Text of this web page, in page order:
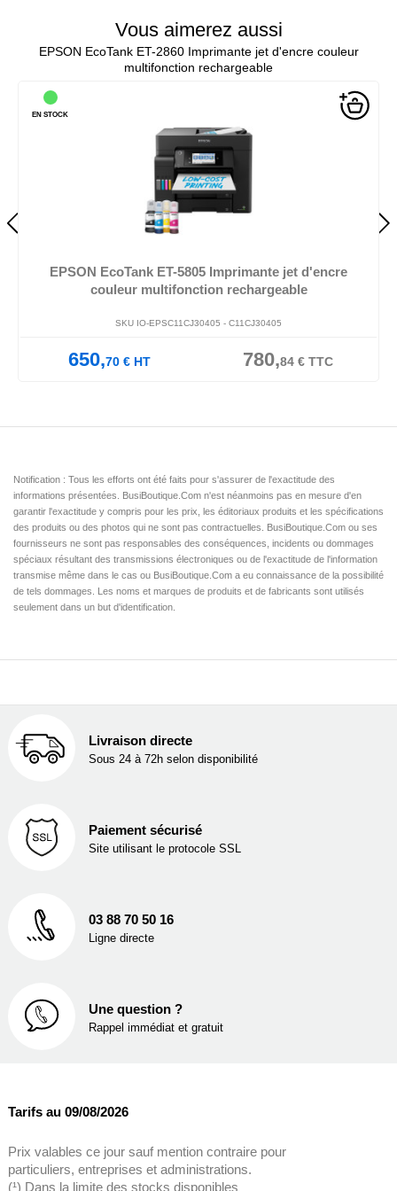
Vous aimerez aussi
EPSON EcoTank ET-2860 Imprimante jet d'encre couleur
multifonction rechargeable
EPSON EcoTank ET-5805 Imprimante jet d'encre
couleur multifonction rechargeable
SKU IO-EPSC11CJ30405 - C11CJ30405
650,70 € HT 780,84€TTC
EN STOCK
Notification : Tous les efforts ont été faits pour s'assurer de l'exactitude des
informations présentées. BusiBoutique.Com n'est néanmoins pas en mesure d'en
garantir l'exactitude y compris pour les prix, les éditoriaux produits et les spécifications
des produits ou des photos qui ne sont pas contractuelles. BusiBoutique.Com ou ses
fournisseurs ne sont pas responsables des conséquences, incidents ou dommages
spéciaux résultant des transmissions électroniques ou de l'exactitude de l'information
transmise même dans le cas ou BusiBoutique.Com a eu connaissance de la possibilité
de tels dommages. Les noms et marques de produits et de fabricants sont utilisés
seulement dans un but d'identification.
Livraison directe
Sous 24 à 72h selon disponibilité
Paiement sécurisé
Site utilisant le protocole SSL
03 88 70 50 16
Ligne directe
Une question ?
Rappel immédiat et gratuit
Tarifs au 09/08/2026
Prix valables ce jour sauf mention contraire pour
particuliers, entreprises et administrations.
(¹) Dans la limite des stocks disponibles